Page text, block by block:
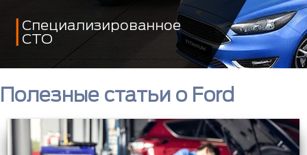
Специализированное
СТО
Полезные статьи о Ford